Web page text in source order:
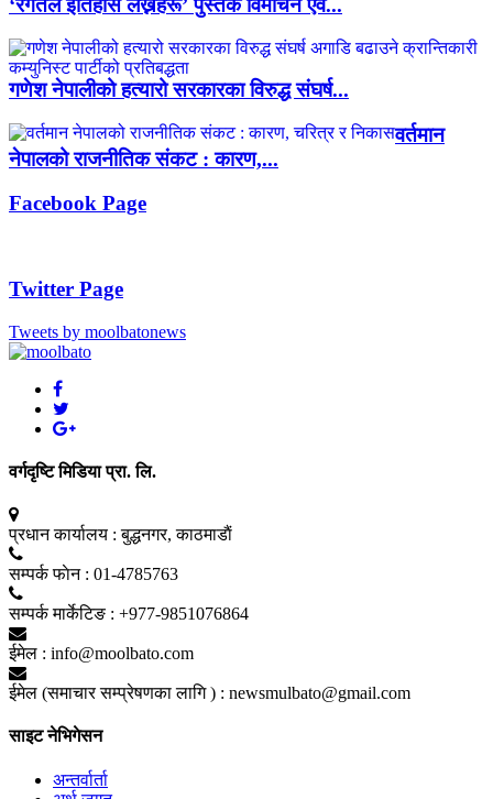
‘रगतले इतिहास लेख्नेहरू’ पुस्तक विमोचन एवं...
गणेश नेपालीको हत्यारो सरकारका विरुद्ध संघर्ष...
वर्तमान
नेपालको राजनीतिक संकट : कारण,...
Facebook Page
Twitter Page
Tweets by moolbatonews
वर्गदृष्टि मिडिया प्रा. लि.
प्रधान कार्यालय : बुद्धनगर, काठमाडाैं
सम्पर्क फाेन : 01-4785763
सम्पर्क मार्केटिङ : +977-9851076864
ईमेल : info@moolbato.com
ईमेल (समाचार सम्प्रेषणका लागि ) : newsmulbato@gmail.com
साइट नेभिगेसन
अन्तर्वार्ता